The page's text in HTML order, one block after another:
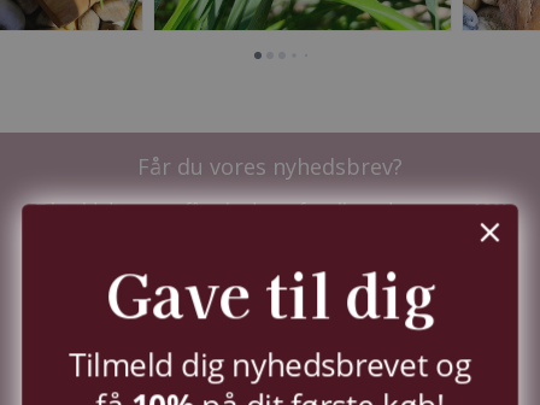
Får du vores nyhedsbrev?
Tilmeld dig nu og få nyhederne før alle andre - samt10%
persondatapolitik.
TILMELD
Gave til dig
Tilmeld dig nyhedsbrevet og